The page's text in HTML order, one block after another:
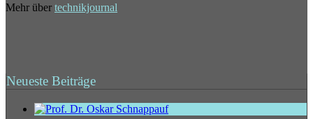
Mehr über technikjournal
Neueste Beiträge